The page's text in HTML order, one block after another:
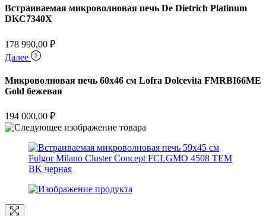
Встраиваемая микроволновая печь De Dietrich Platinum
DKC7340X
178 990,00 ₽
Далее
Микроволновая печь 60х46 см Lofra Dolcevita FMRBI66ME
Gold бежевая
194 000,00 ₽